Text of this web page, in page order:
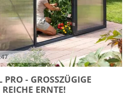
- GROSSZÜGIGE S
ERNTE!